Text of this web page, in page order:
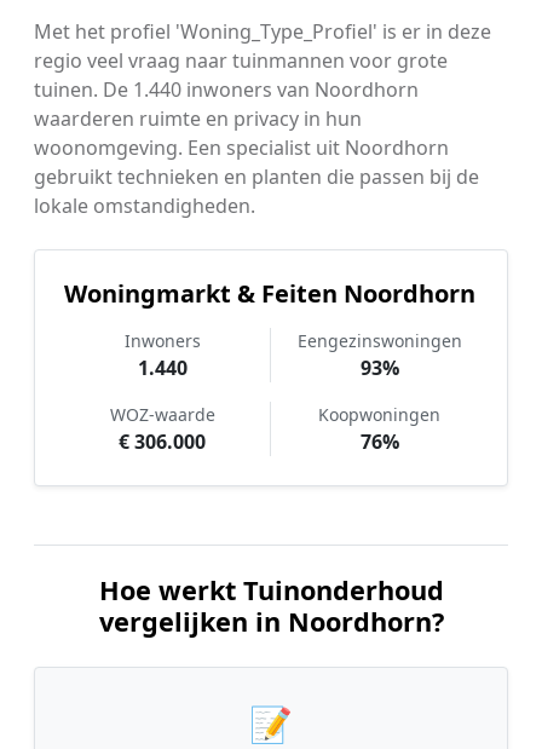
Met het profiel 'Woning_Type_Profiel' is er in deze
regio veel vraag naar tuinmannen voor grote
tuinen. De 1.440 inwoners van Noordhorn
waarderen ruimte en privacy in hun
woonomgeving. Een specialist uit Noordhorn
gebruikt technieken en planten die passen bij de
lokale omstandigheden.
Woningmarkt & Feiten Noordhorn
Inwoners
1.440
Eengezinswoningen
93%
WOZ-waarde
€ 306.000
Koopwoningen
76%
Hoe werkt Tuinonderhoud
vergelijken in Noordhorn?
📝